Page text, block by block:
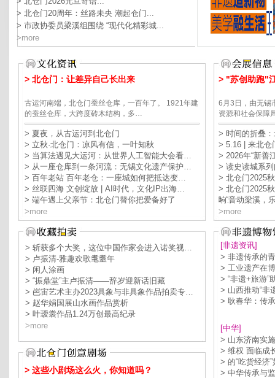
> 北仓门20周年：丝路未央 潮起仓门...
> 市政协委员梁溪组围绕 “现代化精彩城...
>more
> 北仓门：让差异自己长出来
古运河南端，北仓门蚕丝仓库，一百年了。 1921年建
的蚕丝仓库，大跨度砖木结构，多…
> 夏夜，从古运河到北仓门
> 立秋·北仓门：凉风有信，一叶知秋
> 当算法遇见大运河：从世界人工智能大会看…
> 从一座仓库到一条河流：无锡文化遗产保护…
> 百年老站 百年老仓：一座城如何把抵达变…
> 丝联四海 文创绽放 | AI时代，文化IP出海…
> 端午遇上父亲节：北仓门替你把爱备好了
>more
> 斩获多个大奖，这位中国作家会进入诺奖视…
> 卢振清-雅趣欢歌耄耋年
> 闲人涂画
> “振鼎堂”主卢振清——辞岁迎新话旧藏
> 岜宙艺术主办2023具象与非具象作品拍卖专…
> 赵华娟国展山水画作品赏析
> 叶瑷裳作品1.24万创最高纪录
>more
> 这些小剧场这么火，你知道吗？
> "苏创助跑"
6月3日，由无锡
资源和社会保障
> 时间的折叠
> 5.16 | 来北仓
> 2026年“新善
> 读史读城系
> 北仓门2025
> 北仓门2025
响…
> “音动梁溪，
>more
[非遗资讯]
> 非遗传承的
> 工业遗产在
> “非遗+旅游”
> 山西推动“非
> 耿春华：传
[中华]
> 山东济南实
> 维权 面临成
> 的“吃货经济
> 中华传承与